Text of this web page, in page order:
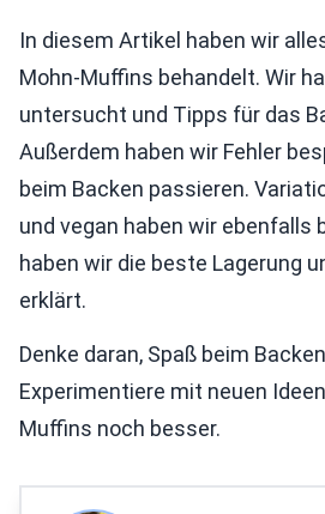
In diesem Artikel haben wir
Mohn-Muffins behandelt. Wir
untersucht und Tipps für das
Außerdem haben wir Fehler
beim Backen passieren.
und vegan haben wir ebenfalls
haben wir die beste Lagerung
erklärt.
Denke daran, Spaß beim
Experimentiere mit neuen
Muffins noch besser.